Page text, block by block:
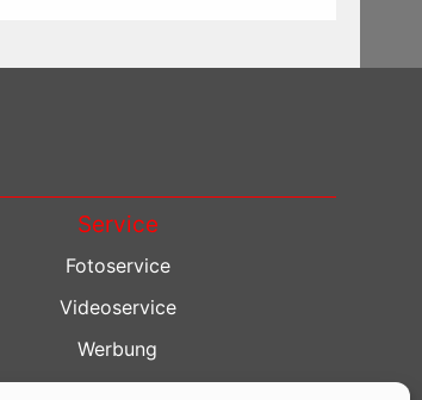
Service
Fotoservice
Videoservice
Werbung